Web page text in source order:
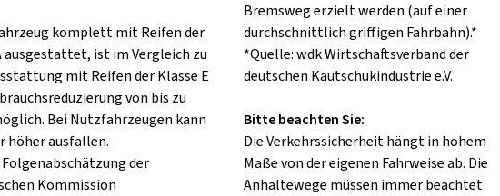
komplett mit Reifen der
ausgestattet, ist im Vergleich zu
mit Reifen der Klasse E
von bis zu
Bei Nutzfahrzeugen kann
höher ausfallen.
der
Kommission
Bremsweg erzielt werden (auf einer
durchschnittlich griffigen Fahrbahn).*
*Quelle: wdk Wirtschaftsverband der
deutschen Kautschukindustrie e.V.
Bitte beachten Sie:
Die Verkehrssicherheit hängt in hohem
Maße von der eigenen Fahrweise ab. Die
Anhaltewege müssen immer beachtet